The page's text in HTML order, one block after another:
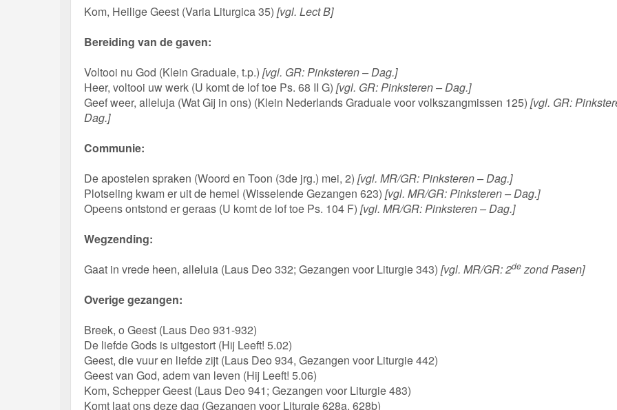
Kom, Heilige Geest (Varia Liturgica 35) [vgl. Lect B]
Bereiding van de gaven:
Voltooi nu God (Klein Graduale, t.p.) [vgl. GR: Pinksteren – Dag.]
Heer, voltooi uw werk (U komt de lof toe Ps. 68 II G) [vgl. GR: Pinksteren – Dag.]
Geef weer, alleluja (Wat Gij in ons) (Klein Nederlands Graduale voor volkszangmissen 125) [vgl. GR:
Dag.]
Communie:
De apostelen spraken (Woord en Toon (3de jrg.) mei, 2) [vgl. MR/GR: Pinksteren – Dag.]
Plotseling kwam er uit de hemel (Wisselende Gezangen 623) [vgl. MR/GR: Pinksteren – Dag.]
Opeens ontstond er geraas (U komt de lof toe Ps. 104 F) [vgl. MR/GR: Pinksteren – Dag.]
Wegzending:
Gaat in vrede heen, alleluia (Laus Deo 332; Gezangen voor Liturgie 343) [vgl. MR/GR: 2dezond Pasen]
Overige gezangen:
Breek, o Geest (Laus Deo 931-932)
De liefde Gods is uitgestort (Hij Leeft! 5.02)
Geest, die vuur en liefde zijt (Laus Deo 934, Gezangen voor Liturgie 442)
Geest van God, adem van leven (Hij Leeft! 5.06)
Kom, Schepper Geest (Laus Deo 941; Gezangen voor Liturgie 483)
Komt laat ons deze dag (Gezangen voor Liturgie 628a, 628b)